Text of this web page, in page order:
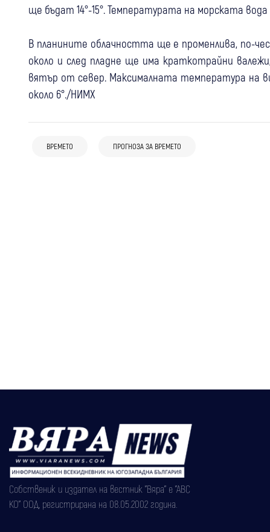
ще бъдат 14°-15°. Температурата на морската
В планините облачността ще е променлива, по-
около и след пладне ще има краткотрайни
вятър от север. Максималната температура на
около 6°./НИМХ
ВРЕМЕТО ПРОГНОЗА ЗА ВРЕМЕТО
Благоевград
Опасни горещини: Оранжев код за
още шест области
България 05 авг
Жълт код за опасно високи
и Благоевград, температурите скачат
Жегата настъпва: До 43 градуса в
Собственик и издател на вестник "Вяра" е "АВС
КО" ООД, регистрирана на 08.05.2002 година.